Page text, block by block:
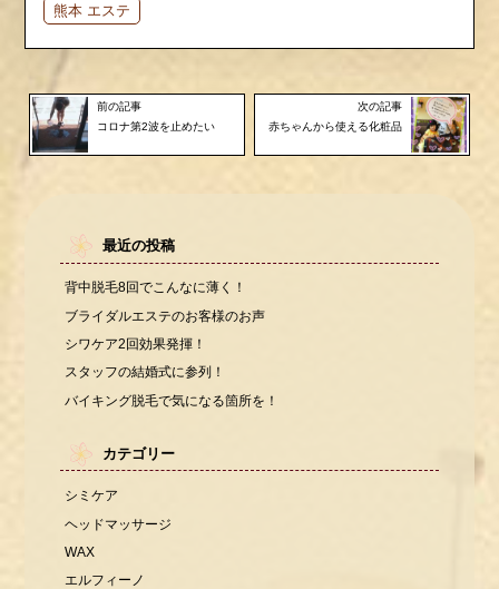
熊本 エステ
前の記事
コロナ第2波を止めたい
次の記事
赤ちゃんから使える化粧品
最近の投稿
背中脱毛8回でこんなに薄く！
ブライダルエステのお客様のお声
シワケア2回効果発揮！
スタッフの結婚式に参列！
バイキング脱毛で気になる箇所を！
カテゴリー
シミケア
ヘッドマッサージ
WAX
エルフィーノ